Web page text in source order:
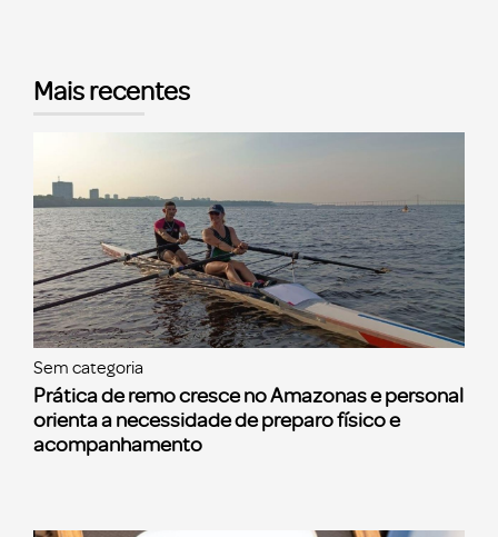
Mais recentes
Sem categoria
Prática de remo cresce no Amazonas e personal
orienta a necessidade de preparo físico e
acompanhamento